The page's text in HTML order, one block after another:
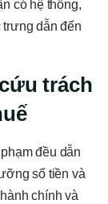
có hệ thống,
dẫn đến
trách
đều dẫn
số tiền và
chính và